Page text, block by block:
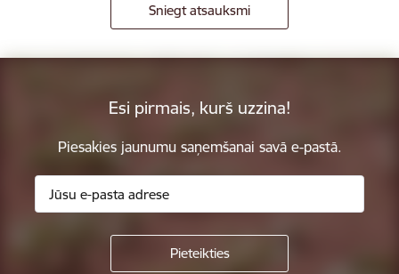
Sniegt atsauksmi
Esi pirmais, kurš uzzina!
Piesakies jaunumu saņemšanai savā e-pastā.